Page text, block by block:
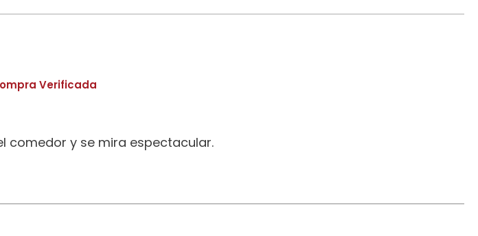
Verificada
comedor y se mira espectacular.